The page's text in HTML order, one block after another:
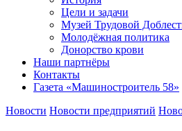
Цели и задачи
Музей Трудовой
Молодёжная политика
Донорство крови
Наши партнёры
Контакты
Газета «Машиностроитель 58»
Новости Новости предприятий